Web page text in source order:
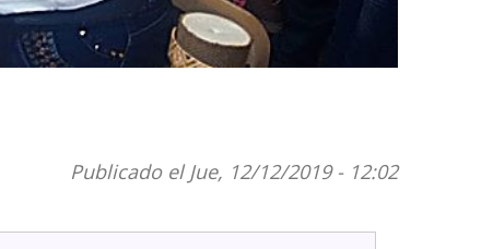
Publicado el Jue, 12/12/2019 - 12:02